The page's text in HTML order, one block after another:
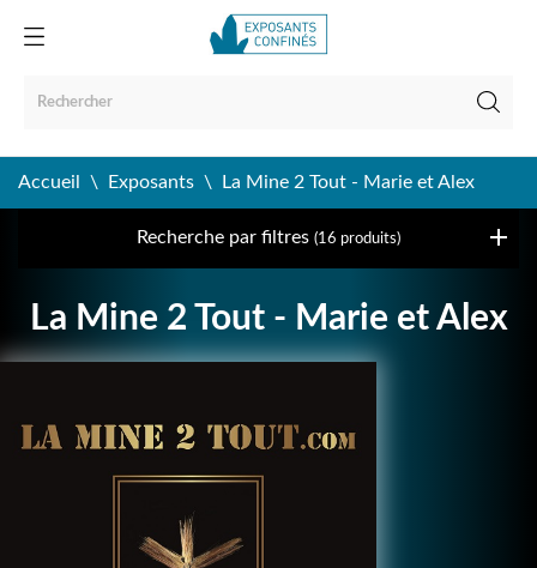
Accueil Exposants La Mine 2 Tout - Marie et Alex
Recherche par filtres (16 produits)
La Mine 2 Tout - Marie et Alex